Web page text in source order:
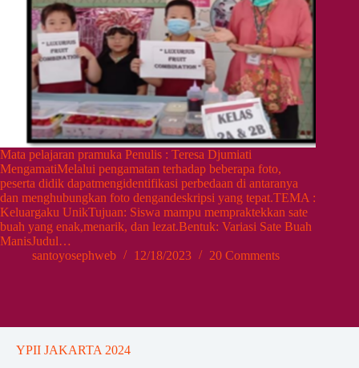
Mata pelajaran pramuka Penulis : Teresa Djumiati
MengamatiMelalui pengamatan terhadap beberapa foto,
peserta didik dapatmengidentifikasi perbedaan di antaranya
dan menghubungkan foto dengandeskripsi yang tepat.TEMA :
Keluargaku UnikTujuan: Siswa mampu mempraktekkan sate
buah yang enak,menarik, dan lezat.Bentuk: Variasi Sate Buah
ManisJudul…
santoyosephweb
12/18/2023 20 Comments
YPII JAKARTA 2024